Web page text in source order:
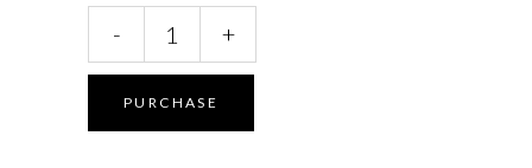
N'
COLOR
-
- +
PURCHASE